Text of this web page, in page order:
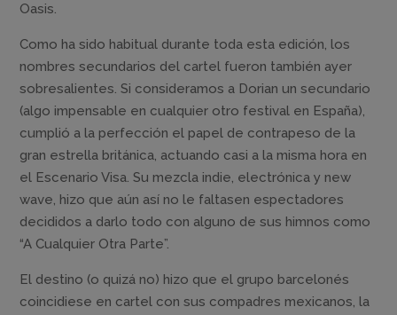
Oasis.
Como ha sido habitual durante toda esta edición, los
nombres secundarios del cartel fueron también ayer
sobresalientes. Si consideramos a Dorian un secundario
(algo impensable en cualquier otro festival en España),
cumplió a la perfección el papel de contrapeso de la
gran estrella británica, actuando casi a la misma hora en
el Escenario Visa. Su mezcla indie, electrónica y new
wave, hizo que aún así no le faltasen espectadores
decididos a darlo todo con alguno de sus himnos como
“A Cualquier Otra Parte”.
El destino (o quizá no) hizo que el grupo barcelonés
coincidiese en cartel con sus compadres mexicanos, la